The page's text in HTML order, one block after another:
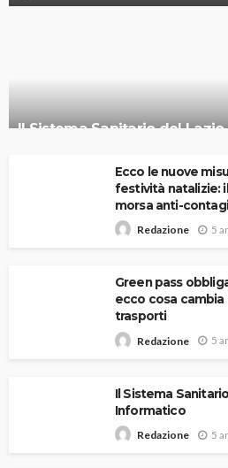
Il Sistema Sanitario del
Ecco le nuove
festività natalizie:
morsa anti-
Redazione 5
Green pass
ecco cosa cambia
trasporti
Redazione 5
Il Sistema
Informatico
Redazione 5